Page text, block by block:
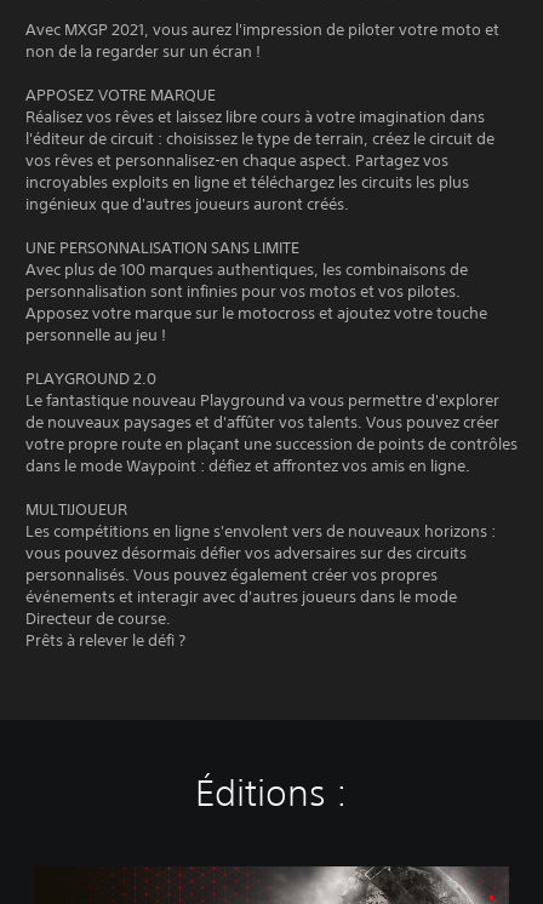
Avec MXGP 2021, vous aurez l'impression de piloter votre moto et
non de la regarder sur un écran !
APPOSEZ VOTRE MARQUE
Réalisez vos rêves et laissez libre cours à votre imagination dans
l'éditeur de circuit : choisissez le type de terrain, créez le circuit de
vos rêves et personnalisez-en chaque aspect. Partagez vos
incroyables exploits en ligne et téléchargez les circuits les plus
ingénieux que d'autres joueurs auront créés.
UNE PERSONNALISATION SANS LIMITE
Avec plus de 100 marques authentiques, les combinaisons de
personnalisation sont infinies pour vos motos et vos pilotes.
Apposez votre marque sur le motocross et ajoutez votre touche
personnelle au jeu !
PLAYGROUND 2.0
Le fantastique nouveau Playground va vous permettre d'explorer
de nouveaux paysages et d'affûter vos talents. Vous pouvez créer
votre propre route en plaçant une succession de points de contrôles
dans le mode Waypoint : défiez et affrontez vos amis en ligne.
MULTIJOUEUR
Les compétitions en ligne s'envolent vers de nouveaux horizons :
vous pouvez désormais défier vos adversaires sur des circuits
personnalisés. Vous pouvez également créer vos propres
événements et interagir avec d'autres joueurs dans le mode
Directeur de course.
Prêts à relever le défi ?
Éditions :